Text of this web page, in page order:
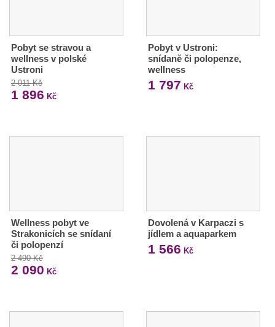
Pobyt se stravou a
wellness v polské
Ustroni
2 011 Kč
1 896 Kč
Pobyt v Ustroni:
snídaně či polopenze,
wellness
1 797 Kč
Wellness pobyt ve
Strakonicích se snídaní
či polopenzí
2 490 Kč
2 090 Kč
Dovolená v Karpaczi s
jídlem a aquaparkem
1 566 Kč